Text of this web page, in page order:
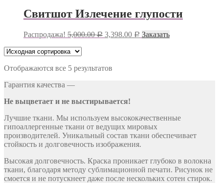
Свитшот Излечение глупости
Распродажа! 5,000.00Р 3,398.00 Р Заказать
Отображаются все 5 результатов
Гарантия качества —
Не выцветает и не выстирывается!
Лучшие ткани. Мы используем высококачественные
гипоаллергенные ткани от ведущих мировых
производителей. Уникальный состав ткани обеспечивает
стойкость и долговечность изображения.
Высокая долговечность. Краска проникает глубоко в волокна
ткани, благодаря методу сублимационной печати. Рисунок не
смоется и не потускнеет даже после нескольких сотен стирок.